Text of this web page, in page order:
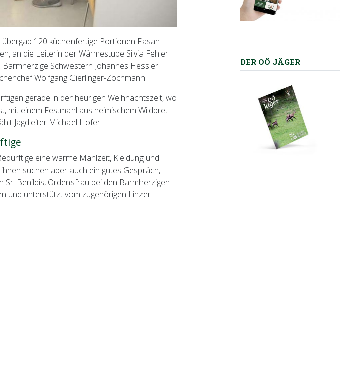
120 küchenfertige Portionen Fasan-
an die Leiterin der Wärmestube Silvia Fehler
Schwestern Johannes Hessler.
Wolfgang Gierlinger-Zöchmann.
gerade in der heurigen Weihnachtszeit, wo
mit einem Festmahl aus heimischem Wildbret
Jagdleiter Michael Hofer.
eine warme Mahlzeit, Kleidung und
suchen aber auch ein gutes Gespräch,
Benildis, Ordensfrau bei den Barmherzigen
und unterstützt vom zugehörigen Linzer
DER OÖ JÄGER